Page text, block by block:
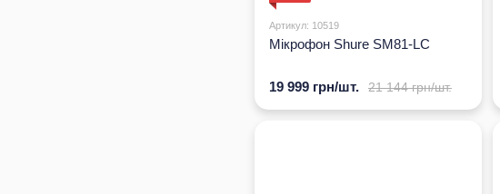
Артикул: 10519
Мікрофон Shure SM81-LC
21 144 грн/шт.
19 999 грн/шт.